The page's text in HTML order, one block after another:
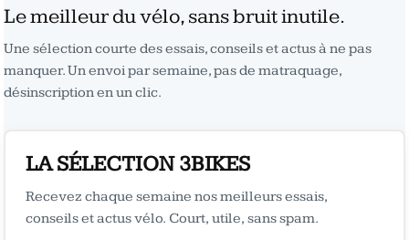
Le meilleur du vélo, sans bruit inutile.
Une sélection courte des essais, conseils et actus à ne pas
manquer. Un envoi par semaine, pas de matraquage,
désinscription en un clic.
LA SÉLECTION 3BIKES
Recevez chaque semaine nos meilleurs essais,
conseils et actus vélo. Court, utile, sans spam.